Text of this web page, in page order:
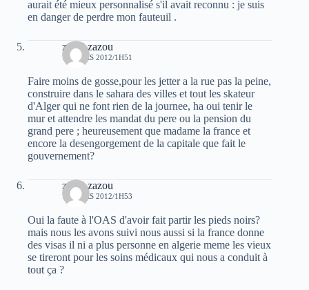
aurait été mieux personnalisé s'il avait reconnu : je suis
en danger de perdre mon fauteuil .
zanzi zazou
15 MARS 2012/1H51
Faire moins de gosse,pour les jetter a la rue pas la peine,
construire dans le sahara des villes et tout les skateur
d'Alger qui ne font rien de la journee, ha oui tenir le
mur et attendre les mandat du pere ou la pension du
grand pere ; heureusement que madame la france et
encore la desengorgement de la capitale que fait le
gouvernement?
zanzi zazou
15 MARS 2012/1H53
Oui la faute à l'OAS d'avoir fait partir les pieds noirs?
mais nous les avons suivi nous aussi si la france donne
des visas il ni a plus personne en algerie meme les vieux
se tireront pour les soins médicaux qui nous a conduit à
tout ça ?